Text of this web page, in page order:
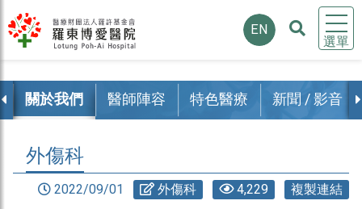
選單
EN
關於我們 醫師陣容 特色醫療 新聞 / 影音
外傷科
2022/09/01 外傷科 4,229 複製連結